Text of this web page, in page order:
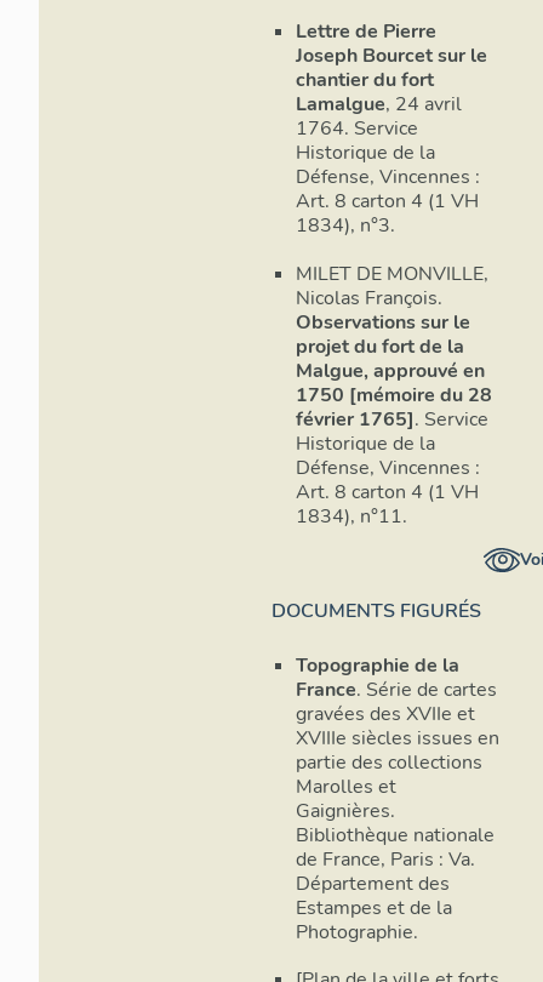
vers la ville.
Le fort
Le 22
fortification
approuvé,
Il
intégrant «
plate-
défaut au
tels que
des
général
identiques
demi-lune
réduit. Ce
couvre-
pourvus de
demi-lune.
terrain que
a plus de
adopté pour les locaux de
Lettre de Pierre
Joseph Bourcet sur le
chantier du fort
Lamalgue, 24 avril
1764. Service
Historique de la
Défense, Vincennes :
Art. 8 carton 4 (1 VH
1834), n°3.
MILET DE MONVILLE,
Nicolas François.
Observations sur le
projet du fort de la
Malgue, approuvé en
1750 [mémoire du 28
février 1765]. Service
Historique de la
Défense, Vincennes :
Art. 8 carton 4 (1 VH
1834), n°11.
DOCUMENTS FIGURÉS
Topographie de la
France. Série de cartes
gravées des XVIIe et
XVIIIe siècles issues en
partie des collections
Marolles et
Gaignières.
Bibliothèque nationale
de France, Paris : Va.
Département des
Estampes et de la
Photographie.